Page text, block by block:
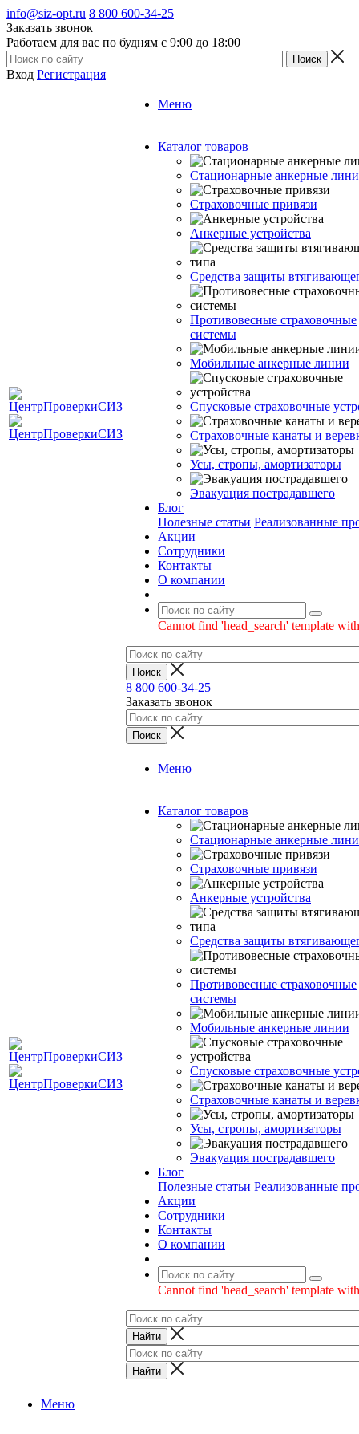
info@siz-opt.ru 8 800 600-34-25
Заказать звонок
Работаем для вас по будням с 9:00 до 18:00
Вход Регистрация
Меню
Каталог товаров
Стационарные анкерные
Страховочные привязи
Анкерные устройства
Средства защиты
Противовесные страховочные
системы
Мобильные анкерные линии
Спусковые страховочные
Страховочные канаты и
Усы, стропы, амортизаторы
Эвакуация пострадавшего
Блог
Полезные статьи Реализованные
Акции
Сотрудники
Контакты
О компании
Cannot find 'head_search' template
8 800 600-34-25
Заказать звонок
Меню
Каталог товаров
Стационарные анкерные
Страховочные привязи
Анкерные устройства
Средства защиты
Противовесные страховочные
системы
Мобильные анкерные линии
Спусковые страховочные
Страховочные канаты и
Усы, стропы, амортизаторы
Эвакуация пострадавшего
Блог
Полезные статьи Реализованные
Акции
Сотрудники
Контакты
О компании
Cannot find 'head_search' template
Меню